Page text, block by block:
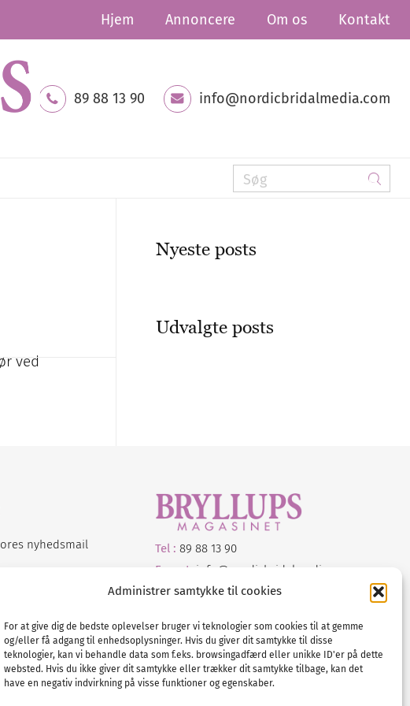
Administrer samtykke til cookies
For at give dig de bedste oplevelser bruger vi teknologier som cookies til at gemme
og/eller få adgang til enhedsoplysninger. Hvis du giver dit samtykke til disse
teknologier, kan vi behandle data som f.eks. browsingadfærd eller unikke ID'er på dette
websted. Hvis du ikke giver dit samtykke eller trækker dit samtykke tilbage, kan det
have en negativ indvirkning på visse funktioner og egenskaber.
Hjem Annoncere Om os Kontakt
89 88 13 90 info@nordicbridalmedia.com
ved
Nyeste posts
Udvalgte posts
nyhedsmail Tel : 89 88 13 90
E-post: info@nordicbridalmedia.com
Nordic Bridal Media
Org.nr: DK34787271